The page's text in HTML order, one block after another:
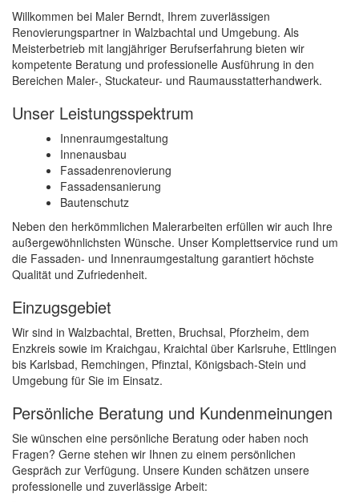
Willkommen bei Maler Berndt, Ihrem zuverlässigen
Renovierungspartner in Walzbachtal und Umgebung. Als
Meisterbetrieb mit langjähriger Berufserfahrung bieten wir
kompetente Beratung und professionelle Ausführung in den
Bereichen Maler-, Stuckateur- und Raumausstatterhandwerk.
Unser Leistungsspektrum
Innenraumgestaltung
Innenausbau
Fassadenrenovierung
Fassadensanierung
Bautenschutz
Neben den herkömmlichen Malerarbeiten erfüllen wir auch Ihre
außergewöhnlichsten Wünsche. Unser Komplettservice rund um
die Fassaden- und Innenraumgestaltung garantiert höchste
Qualität und Zufriedenheit.
Einzugsgebiet
Wir sind in Walzbachtal, Bretten, Bruchsal, Pforzheim, dem
Enzkreis sowie im Kraichgau, Kraichtal über Karlsruhe, Ettlingen
bis Karlsbad, Remchingen, Pfinztal, Königsbach-Stein und
Umgebung für Sie im Einsatz.
Persönliche Beratung und Kundenmeinungen
Sie wünschen eine persönliche Beratung oder haben noch
Fragen? Gerne stehen wir Ihnen zu einem persönlichen
Gespräch zur Verfügung. Unsere Kunden schätzen unsere
professionelle und zuverlässige Arbeit: